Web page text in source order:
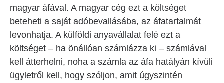
magyar áfával. A magyar cég ezt a költséget
beteheti a saját adóbevallásába, az áfatartalmát
levonhatja. A külföldi anyavállalat felé ezt a
költséget – ha önállóan számlázza ki – számlával
kell átterhelni, noha a számla az áfa hatályán kívüli
ügyletről kell, hogy szóljon, amit úgyszintén